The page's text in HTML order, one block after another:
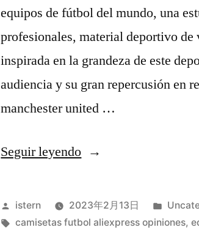
equipos de fútbol del mundo, una
profesionales, material deportivo de
inspirada en la grandeza de este
audiencia y su gran repercusión en
manchester united …
Seguir leyendo«futbol
barca
madrid»
Publicado
por
istern 2023年2月13日
en
Etiquetas:
camisetas futbol aliexpress opiniones,